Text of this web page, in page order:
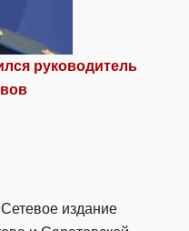
руководитель
издание